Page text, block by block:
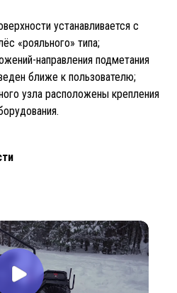
устанавливается с
«рояльного» типа;
направления подметания
ближе к пользователю;
узла расположены крепления